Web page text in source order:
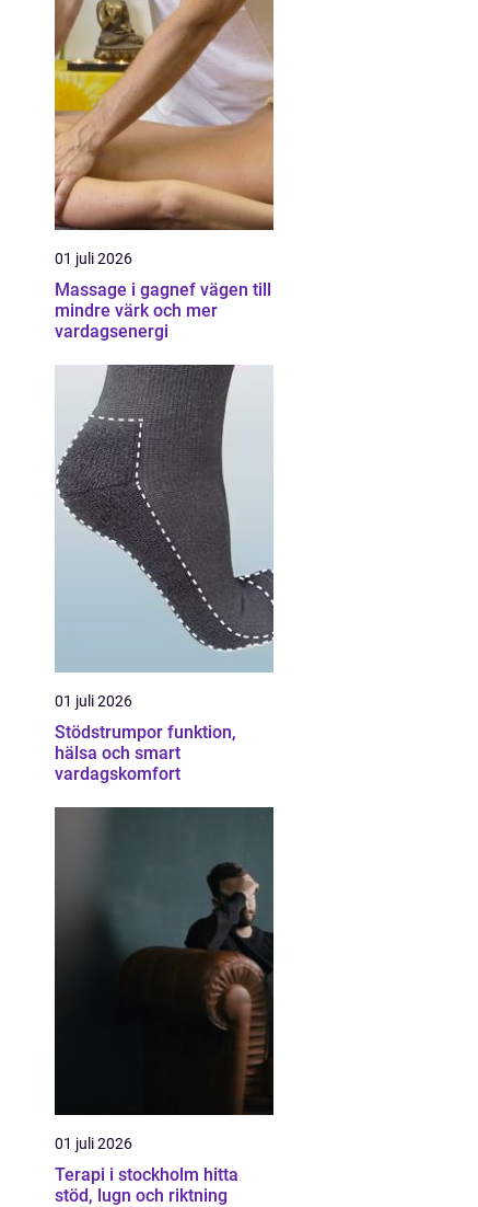
01 juli 2026
Massage i gagnef vägen till
mindre värk och mer
vardagsenergi
01 juli 2026
Stödstrumpor funktion,
hälsa och smart
vardagskomfort
01 juli 2026
Terapi i stockholm hitta
stöd, lugn och riktning